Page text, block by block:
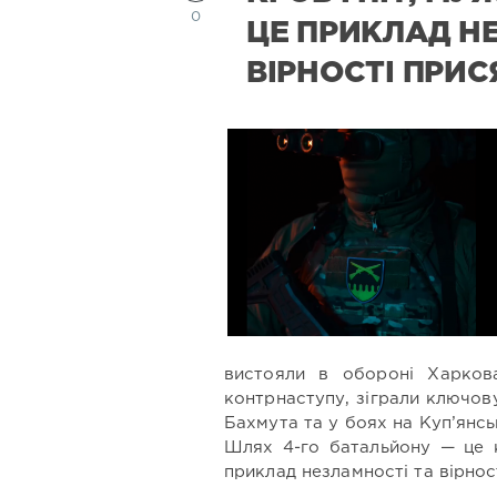
ЦЕ ПРИКЛАД
ВІРНОСТІ
0
вистояли в обороні
контрнаступу, зіграли
Бахмута та у боях на
Шлях 4-го батальйону — це
приклад незламності та